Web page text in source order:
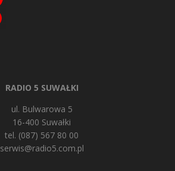
RADIO 5 SUWAŁKI
ul. Bulwarowa 5
16-400 Suwałki
tel. (087) 567 80 00
serwis@radio5.com.pl